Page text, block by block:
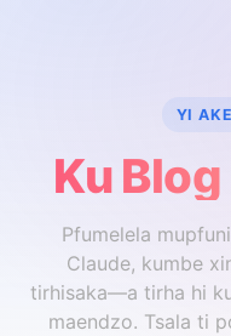
YI
Ku
Pfumelela
Claude, kumbe
tirhisaka—a tirha hi
maendzo. Tsala ti